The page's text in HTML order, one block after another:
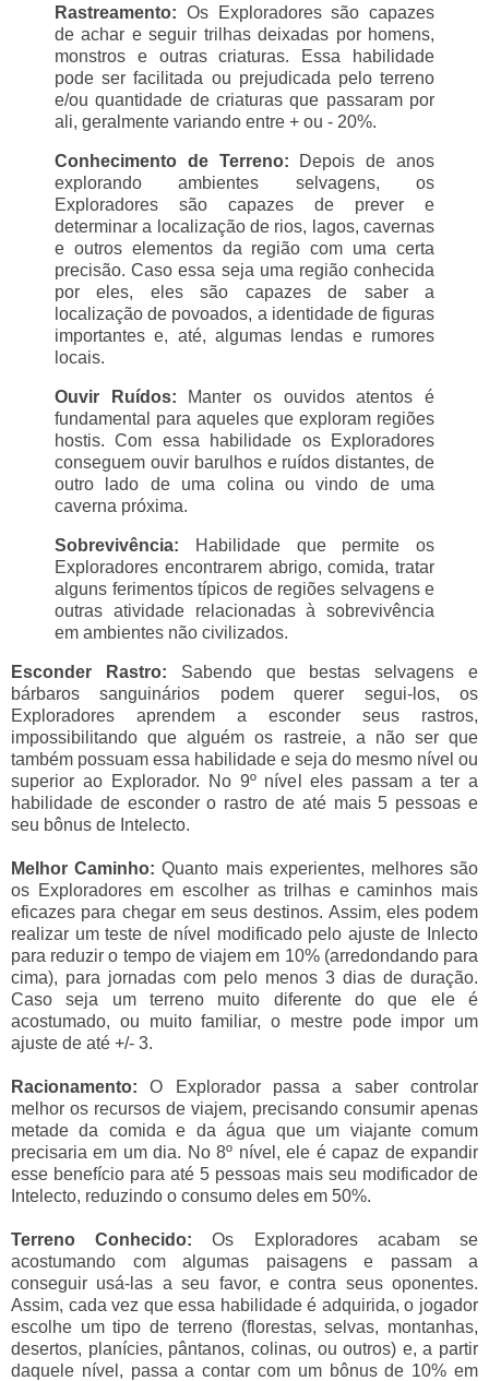
Rastreamento: Os Exploradores são capazes
de achar e seguir trilhas deixadas por homens,
monstros e outras criaturas. Essa habilidade
pode ser facilitada ou prejudicada pelo terreno
e/ou quantidade de criaturas que passaram por
ali, geralmente variando entre + ou - 20%.
Conhecimento de Terreno: Depois de anos
explorando ambientes selvagens, os
Exploradores são capazes de prever e
determinar a localização de rios, lagos, cavernas
e outros elementos da região com uma certa
precisão. Caso essa seja uma região conhecida
por eles, eles são capazes de saber a
localização de povoados, a identidade de figuras
importantes e, até, algumas lendas e rumores
locais.
Ouvir Ruídos: Manter os ouvidos atentos é
fundamental para aqueles que exploram regiões
hostis. Com essa habilidade os Exploradores
conseguem ouvir barulhos e ruídos distantes, de
outro lado de uma colina ou vindo de uma
caverna próxima.
Sobrevivência: Habilidade que permite os
Exploradores encontrarem abrigo, comida, tratar
alguns ferimentos típicos de regiões selvagens e
outras atividade relacionadas à sobrevivência
em ambientes não civilizados.
Esconder Rastro: Sabendo que bestas selvagens e
bárbaros sanguinários podem querer segui-los, os
Exploradores aprendem a esconder seus rastros,
impossibilitando que alguém os rastreie, a não ser que
também possuam essa habilidade e seja do mesmo nível ou
superior ao Explorador. No 9º nível eles passam a ter a
habilidade de esconder o rastro de até mais 5 pessoas e
seu bônus de Intelecto.
Melhor Caminho: Quanto mais experientes, melhores são
os Exploradores em escolher as trilhas e caminhos mais
eficazes para chegar em seus destinos. Assim, eles podem
realizar um teste de nível modificado pelo ajuste de Inlecto
para reduzir o tempo de viajem em 10% (arredondando para
cima), para jornadas com pelo menos 3 dias de duração.
Caso seja um terreno muito diferente do que ele é
acostumado, ou muito familiar, o mestre pode impor um
ajuste de até +/- 3.
Racionamento: O Explorador passa a saber controlar
melhor os recursos de viajem, precisando consumir apenas
metade da comida e da água que um viajante comum
precisaria em um dia. No 8º nível, ele é capaz de expandir
esse benefício para até 5 pessoas mais seu modificador de
Intelecto, reduzindo o consumo deles em 50%.
Terreno Conhecido: Os Exploradores acabam se
acostumando com algumas paisagens e passam a
conseguir usá-las a seu favor, e contra seus oponentes.
Assim, cada vez que essa habilidade é adquirida, o jogador
escolhe um tipo de terreno (florestas, selvas, montanhas,
desertos, planícies, pântanos, colinas, ou outros) e, a partir
daquele nível, passa a contar com um bônus de 10% em